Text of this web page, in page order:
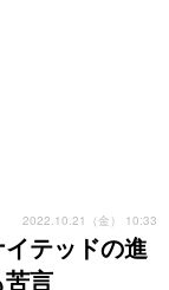
イテッドの進
言
2022.10.21（金） 10:33